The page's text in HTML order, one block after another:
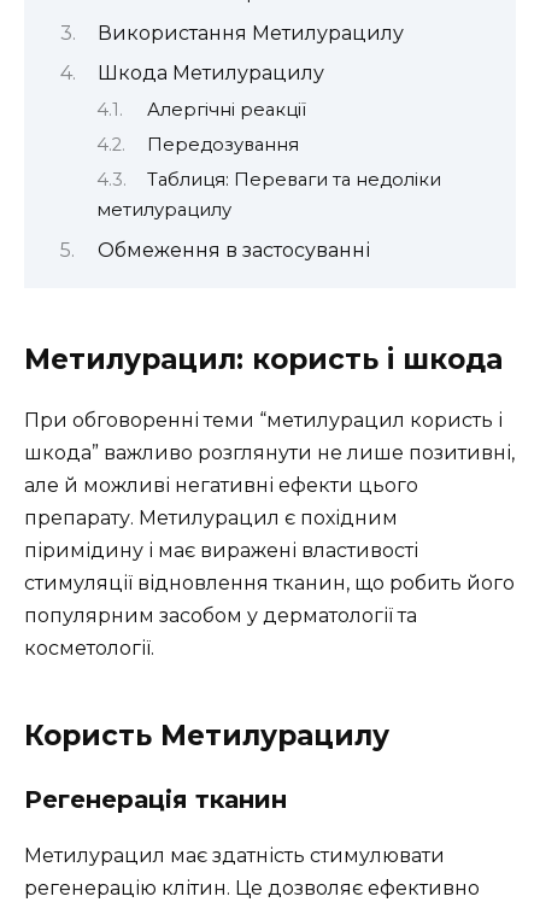
Використання Метилурацилу
Шкода Метилурацилу
Алергічні реакції
Передозування
Таблиця: Переваги та недоліки
метилурацилу
Обмеження в застосуванні
Метилурацил: користь і шкода
При обговоренні теми “метилурацил користь і
шкода” важливо розглянути не лише позитивні,
але й можливі негативні ефекти цього
препарату. Метилурацил є похідним
піримідину і має виражені властивості
стимуляції відновлення тканин, що робить його
популярним засобом у дерматології та
косметології.
Користь Метилурацилу
Регенерація тканин
Метилурацил має здатність стимулювати
регенерацію клітин. Це дозволяє ефективно